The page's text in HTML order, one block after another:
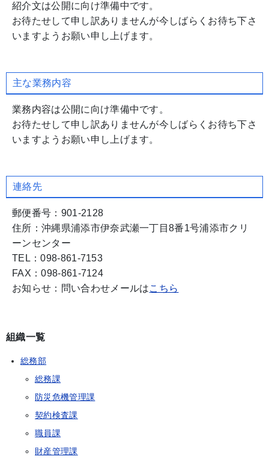
紹介文は公開に向け準備中です。
お待たせして申し訳ありませんが今しばらくお待ち下さ
いますようお願い申し上げます。
主な業務内容
業務内容は公開に向け準備中です。
お待たせして申し訳ありませんが今しばらくお待ち下さ
いますようお願い申し上げます。
連絡先
郵便番号：901-2128
住所：沖縄県浦添市伊奈武瀬一丁目8番1号浦添市クリ
ーンセンター
TEL：098-861-7153
FAX：098-861-7124
お知らせ：問い合わせメールはこちら
組織一覧
総務部
総務課
防災危機管理課
契約検査課
職員課
財産管理課